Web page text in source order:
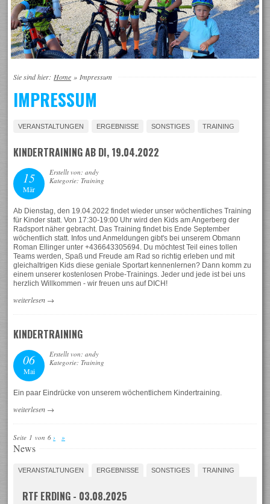
Sie sind hier: Home » Impressum
IMPRESSUM
VERANSTALTUNGEN ERGEBNISSE SONSTIGES TRAINING
KINDERTRAINING AB DI, 19.04.2022
15
Mär
Erstellt von: andy
Kategorie: Training
Ab Dienstag, den 19.04.2022 findet wieder unser wöchentliches Training
für Kinder statt. Von 17:30-19:00 Uhr wird den Kids am Angerberg der
Radsport näher gebracht. Das Training findet bis Ende September
wöchentlich statt. Infos und Anmeldungen gibt's bei unserem Obmann
Roman Ellinger unter +436643305694. Du möchtest Teil eines tollen
Teams werden, Spaß und Freude am Rad so richtig erleben und mit
gleichaltrigen Kids diese geniale Sportart kennenlernen? Dann komm zu
einem unserer kostenlosen Probe-Trainings. Jeder und jede ist bei uns
herzlich Willkommen - wir freuen uns auf DICH!
weiterlesen →
KINDERTRAINING
06
Mai
Erstellt von: andy
Kategorie: Training
Ein paar Eindrücke von unserem wöchentlichem Kindertraining.
weiterlesen →
Seite 1 von 6 › »
News
VERANSTALTUNGEN ERGEBNISSE SONSTIGES TRAINING
RTF ERDING - 03.08.2025